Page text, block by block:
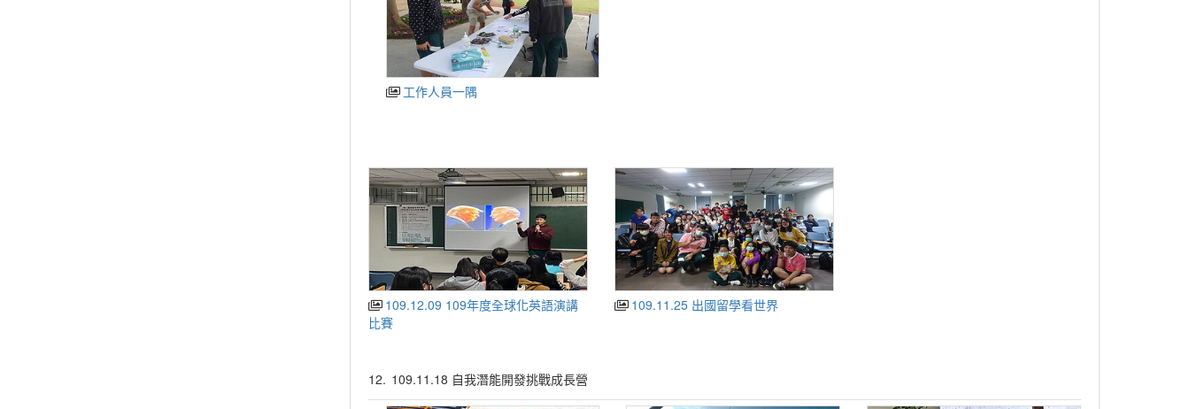
工作人員一隅
109.12.09 109年度全球化英語演講
比賽
109.11.25 出國留學看世界
12. 109.11.18 自我潛能開發挑戰成長營